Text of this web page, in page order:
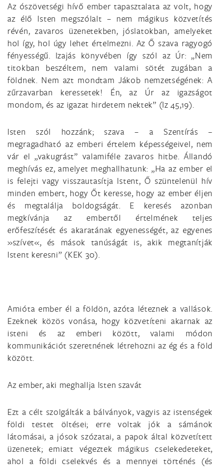
Az ószövetségi hívő ember tapasztalata az volt, hogy
az élő Isten megszólalt – nem mágikus közvetítés
révén, zavaros üzenetekben, jóslatokban, amelyeket
hol így, hol úgy lehet értelmezni. Az Ő szava ragyogó
fényességű. Izajás könyvében így szól az Úr: „Nem
titokban beszéltem, nem valami sötét zugában a
földnek. Nem azt mondtam Jákob nemzetségének: A
zűrzavarban keressetek! Én, az Úr az igazságot
mondom, és az igazat hirdetem nektek” (Iz 45,19).
Isten szól hozzánk; szava – a Szentírás –
megragadható az emberi értelem képességeivel, nem
vár el „vakugrást” valamiféle zavaros hitbe. Állandó
meghívás ez, amelyet meghallhatunk: „Ha az ember el
is felejti vagy visszautasítja Istent, Ő szüntelenül hív
minden embert, hogy Őt keresse, hogy az ember éljen
és megtalálja boldogságát. E keresés azonban
megkívánja az embertől értelmének teljes
erőfeszítését és akaratának egyenességét, az egyenes
»szívet«, és mások tanúságát is, akik megtanítják
Istent keresni” (KEK 30).
Amióta ember él a földön, azóta léteznek a vallások.
Ezeknek közös vonása, hogy közvetíteni akarnak az
isteni és az emberi között, valami módon
kommunikációt szeretnének létrehozni az ég és a föld
között.
Az ember, aki meghallja Isten szavát
Ezt a célt szolgálták a bálványok, vagyis az istenségek
földi testet öltései; erre voltak jók a sámánok
látomásai, a jósok szózatai, a papok által közvetített
üzenetek; emiatt végeztek mágikus cselekedeteket,
ahol a földi cselekvés és a mennyei történés (és